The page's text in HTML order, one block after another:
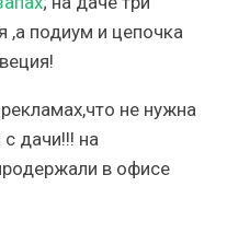
,а подиум и цепочка
не нужна
дачи!!! на
в офисе